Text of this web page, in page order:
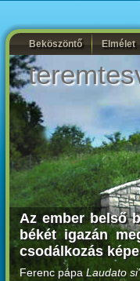
Beköszöntő Elmélet
Az ember belső
békét igazán
csodálkozás
Ferenc pápaLaudato si'